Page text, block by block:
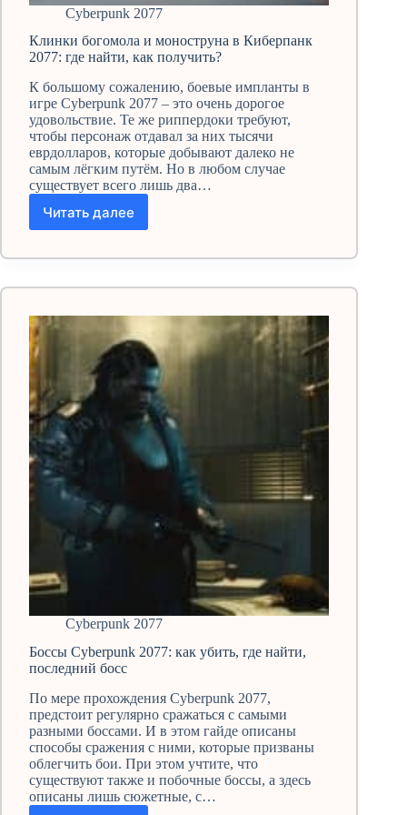
Cyberpunk 2077
Клинки богомола и моноструна в Киберпанк
2077: где найти, как получить?
К большому сожалению, боевые импланты в
игре Cyberpunk 2077 – это очень дорогое
удовольствие. Те же риппердоки требуют,
чтобы персонаж отдавал за них тысячи
еврдолларов, которые добывают далеко не
самым лёгким путём. Но в любом случае
существует всего лишь два…
Читать далее
Клинки
и
в
найти,
как
получить?
Cyberpunk 2077
Боссы Cyberpunk 2077: как убить, где найти,
последний босс
По мере прохождения Cyberpunk 2077,
предстоит регулярно сражаться с самыми
разными боссами. И в этом гайде описаны
способы сражения с ними, которые призваны
облегчить бои. При этом учтите, что
существуют также и побочные боссы, а здесь
описаны лишь сюжетные, с…